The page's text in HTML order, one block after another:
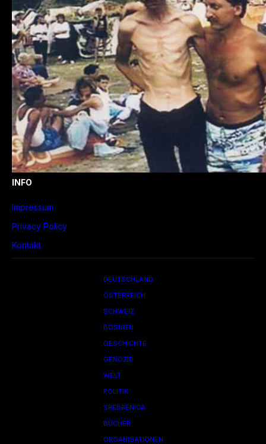
INFO
Impressum
Privacy Policy
Kontakt
DEUTSCHLAND
ÖSTERREICH
SCHWEIZ
BOSNIEN
GESCHICHTE
GENOZID
WELT
POLITIK
SREBRENICA
BÜCHER
ORGANISATIONEN